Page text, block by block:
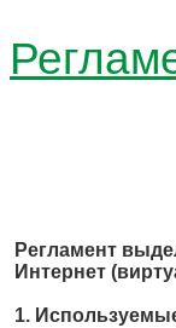
Регламент
Интернет
1.